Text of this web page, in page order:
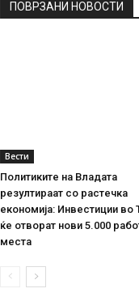
ПОВРЗАНИ НОВОСТИ
Вести
Политиките на Владата
резултираат со растечка
економија: Инвестиции во
ќе отворат нови 5.000
места